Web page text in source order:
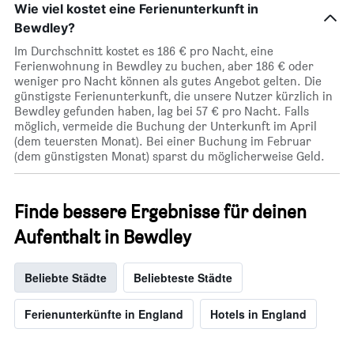
Wie viel kostet eine Ferienunterkunft in
Bewdley?
Im Durchschnitt kostet es 186 € pro Nacht, eine
Ferienwohnung in Bewdley zu buchen, aber 186 € oder
weniger pro Nacht können als gutes Angebot gelten. Die
günstigste Ferienunterkunft, die unsere Nutzer kürzlich in
Bewdley gefunden haben, lag bei 57 € pro Nacht. Falls
möglich, vermeide die Buchung der Unterkunft im April
(dem teuersten Monat). Bei einer Buchung im Februar
(dem günstigsten Monat) sparst du möglicherweise Geld.
Finde bessere Ergebnisse für deinen
Aufenthalt in Bewdley
Beliebte Städte Beliebteste Städte
Ferienunterkünfte in England Hotels in England